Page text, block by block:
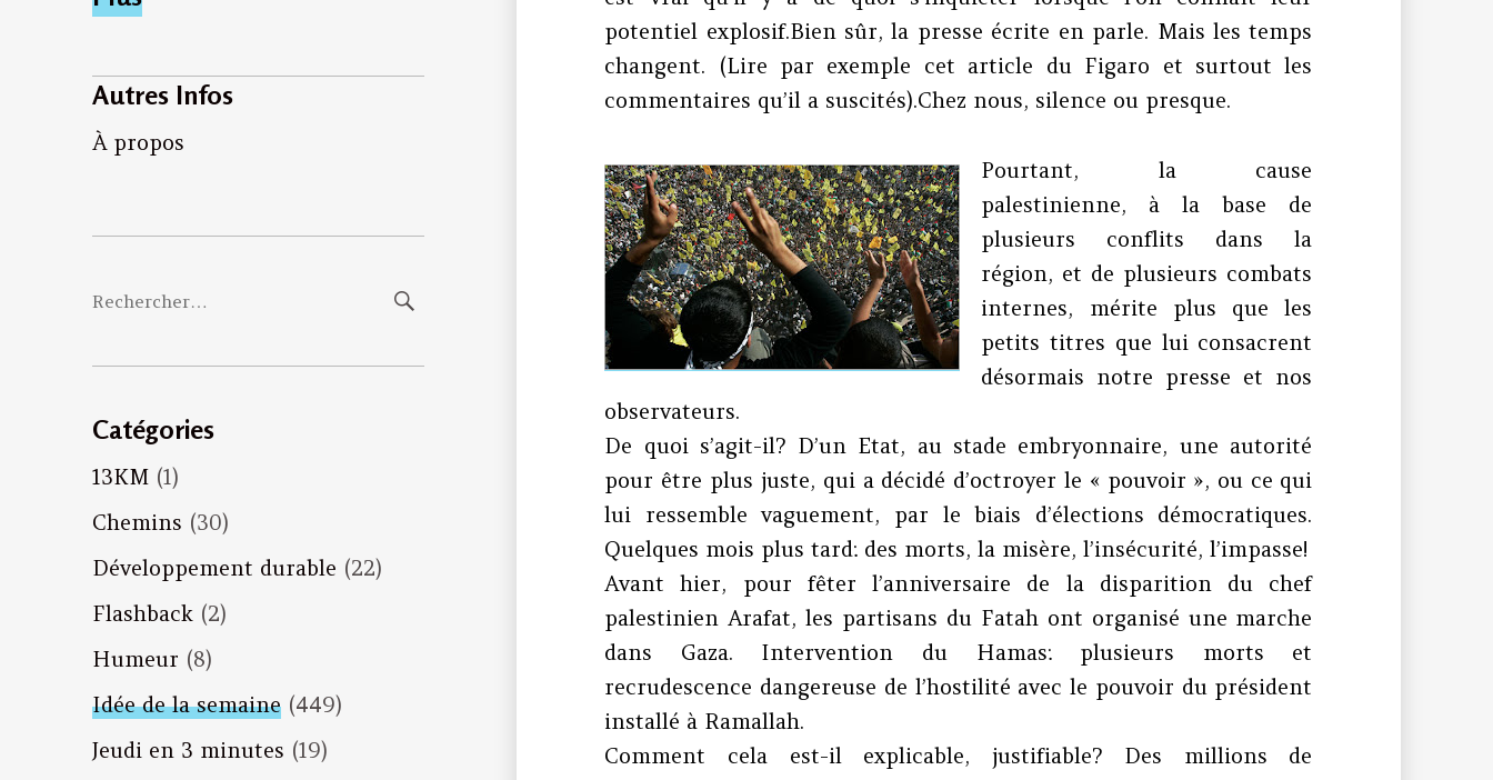
Autres Infos
À propos
Rechercher :
Catégories
13KM(1)
Chemins (30)
Développement durable (22)
Flashback (2)
Humeur (8)
Idée de la semaine(449)
Jeudi en 3 minutes (19)
potentiel explosif.Bien sûr, la presse écrite en parle. Mais les temps
changent. (Lire par exemple cet article du Figaro et surtout les
commentaires qu’il a suscités).Chez nous, silence ou presque.
Pourtant, la cause
palestinienne, à la base de
plusieurs conflits dans la
région, et de plusieurs combats
internes, mérite plus que les
petits titres que lui consacrent
désormais notre presse et nos
observateurs.
De quoi s’agit-il? D’un Etat, au stade embryonnaire, une autorité
pour être plus juste, qui a décidé d’octroyer le « pouvoir », ou ce qui
lui ressemble vaguement, par le biais d’élections démocratiques.
Quelques mois plus tard: des morts, la misère, l’insécurité, l’impasse!
Avant hier, pour fêter l’anniversaire de la disparition du chef
palestinien Arafat, les partisans du Fatah ont organisé une marche
dans Gaza. Intervention du Hamas: plusieurs morts et
recrudescence dangereuse de l’hostilité avec le pouvoir du président
installé à Ramallah.
Comment cela est-il explicable, justifiable? Des millions de